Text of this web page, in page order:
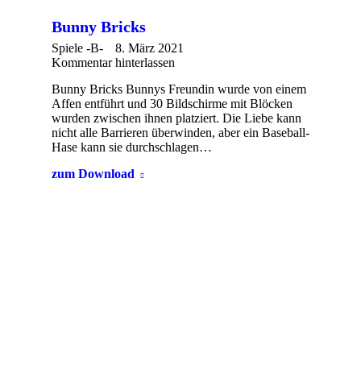
Bunny Bricks
Spiele -B-
8. März 2021
Kommentar hinterlassen
Bunny Bricks Bunnys Freundin wurde von einem
Affen entführt und 30 Bildschirme mit Blöcken
wurden zwischen ihnen platziert. Die Liebe kann
nicht alle Barrieren überwinden, aber ein Baseball-
Hase kann sie durchschlagen…
zum Download